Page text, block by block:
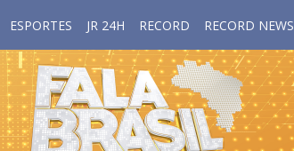
ESPORTES JR 24H RECORD RECORD NEWS